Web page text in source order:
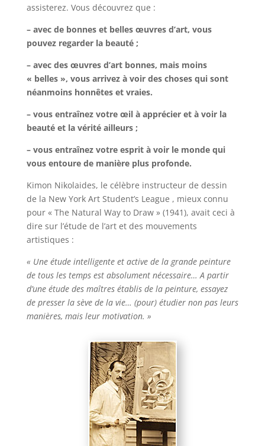
assisterez. Vous découvrez que :
– avec de bonnes et belles œuvres d’art, vous
pouvez regarder la beauté ;
– avec des œuvres d’art bonnes, mais moins
« belles », vous arrivez à voir des choses qui sont
néanmoins honnêtes et vraies.
– vous entraînez votre œil à apprécier et à voir la
beauté et la vérité ailleurs ;
– vous entraînez votre esprit à voir le monde qui
vous entoure de manière plus profonde.
Kimon Nikolaides, le célèbre instructeur de dessin
de la New York Art Student’s League , mieux connu
pour « The Natural Way to Draw » (1941), avait ceci à
dire sur l’étude de l’art et des mouvements
artistiques :
« Une étude intelligente et active de la grande peinture
de tous les temps est absolument nécessaire… A partir
d’une étude des maîtres établis de la peinture, essayez
de presser la sève de la vie… (pour) étudier non pas leurs
manières, mais leur motivation. »